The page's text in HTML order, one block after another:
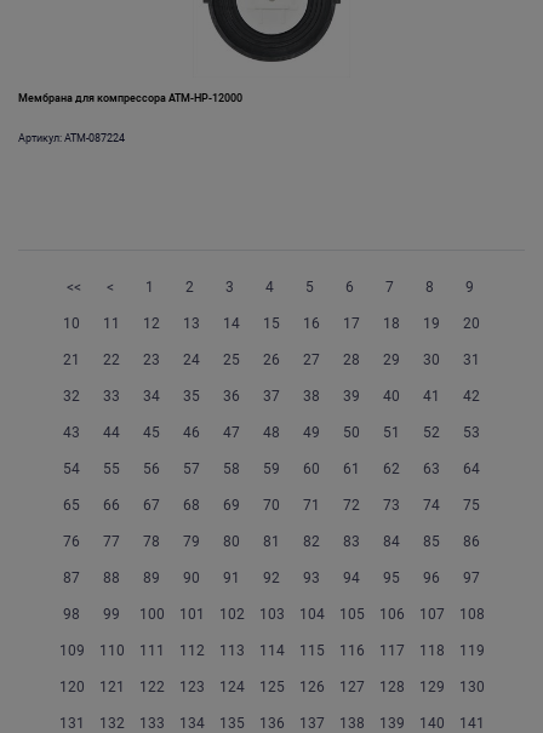
Мембрана для компрессора ATM-HP-12000
Артикул: ATM-087224
<< < 1 2 3 4 5 6 7 8 9
10 11 12 13 14 15 16 17 18 19 20
21 22 23 24 25 26 27 28 29 30 31
32 33 34 35 36 37 38 39 40 41 42
43 44 45 46 47 48 49 50 51 52 53
54 55 56 57 58 59 60 61 62 63 64
65 66 67 68 69 70 71 72 73 74 75
76 77 78 79 80 81 82 83 84 85 86
87 88 89 90 91 92 93 94 95 96 97
98 99 100 101 102 103 104 105 106 107 108
109 110 111 112 113 114 115 116 117 118 119
120 121 122 123 124 125 126 127 128 129 130
131 132 133 134 135 136 137 138 139 140 141